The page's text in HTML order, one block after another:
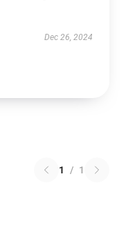
Dec 26, 2024
1 / 1